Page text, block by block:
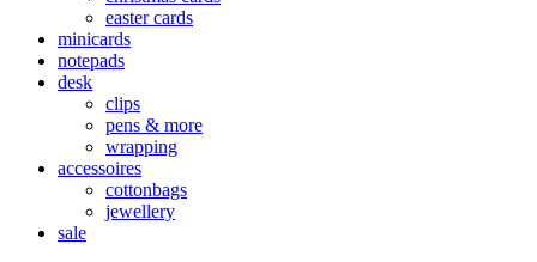
easter cards
minicards
notepads
desk
clips
pens & more
wrapping
accessoires
cottonbags
jewellery
sale